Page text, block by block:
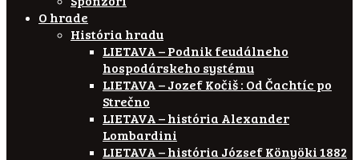
O hrade
História hradu
LIETAVA – Podnik feudálneho
hospodárskeho systému
LIETAVA – Jozef Kočiš : Od Čachtíc po
Strečno
LIETAVA – história Alexander
Lombardini
LIETAVA – história József Könyöki 1882